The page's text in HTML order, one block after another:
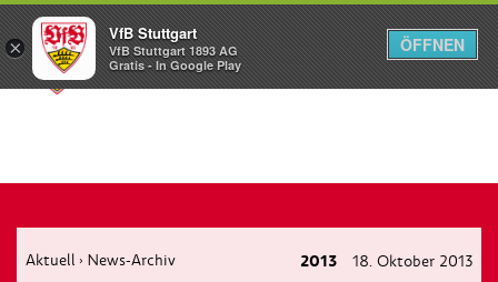
Menü
Aktuell › News-Archiv 2013 18. Oktober 2013
×
VfB Stuttgart
VfB Stuttgart 1893 AG
Gratis - In Google Play
ÖFFNEN